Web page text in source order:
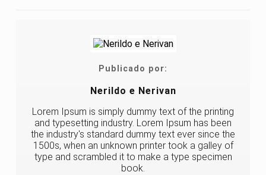
Publicado por:
Nerildo e Nerivan
Lorem Ipsum is simply dummy text of the printing
and typesetting industry. Lorem Ipsum has been
the industry's standard dummy text ever since the
1500s, when an unknown printer took a galley of
type and scrambled it to make a type specimen
book.